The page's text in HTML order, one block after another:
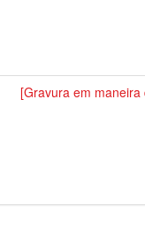
[Gravura em